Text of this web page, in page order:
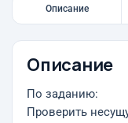
Описание
Описание
По заданию:
Проверить